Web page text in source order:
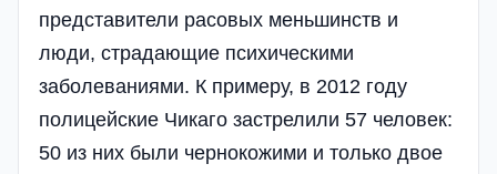
представители расовых меньшинств и
люди, страдающие психическими
заболеваниями. К примеру, в 2012 году
полицейские Чикаго застрелили 57 человек:
50 из них были чернокожими и только двое